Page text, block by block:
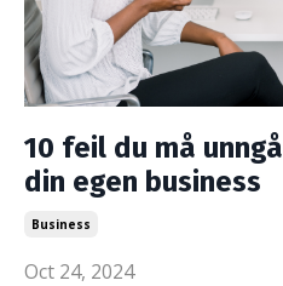
10 feil du må
din egen business
Business
Oct 24, 2024